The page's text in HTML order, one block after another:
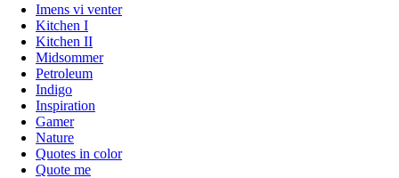
Imens vi venter
Kitchen I
Kitchen II
Midsommer
Petroleum
Indigo
Inspiration
Gamer
Nature
Quotes in color
Quote me